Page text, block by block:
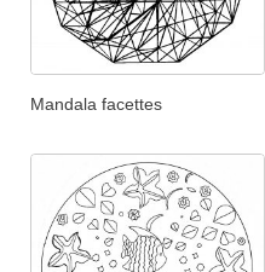
Mandala facettes